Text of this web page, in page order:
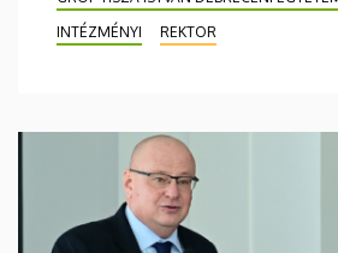
INTÉZMÉNYI
REKTOR